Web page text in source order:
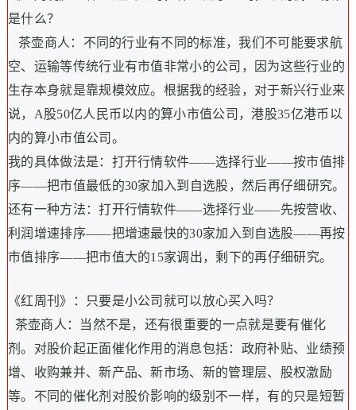
是什么？
茶壶商人：不同的行业有不同的标准，我们不可能要求航
空、运输等传统行业有市值非常小的公司，因为这些行业的
生存本身就是靠规模效应。根据我的经验，对于新兴行业来
说，A股50亿人民币以内的算小市值公司，港股35亿港币以
内的算小市值公司。
我的具体做法是：打开行情软件——选择行业——按市值排
序——把市值最低的30家加入到自选股，然后再仔细研究。
还有一种方法：打开行情软件——选择行业——先按营收、
利润增速排序——把增速最快的30家加入到自选股——再按
市值排序——把市值大的15家调出，剩下的再仔细研究。
《红周刊》：只要是小公司就可以放心买入吗？
茶壶商人：当然不是，还有很重要的一点就是要有催化
剂。对股价起正面催化作用的消息包括：政府补贴、业绩预
增、收购兼并、新产品、新市场、新的管理层、股权激励
等。不同的催化剂对股价影响的级别不一样，有的只是短暂